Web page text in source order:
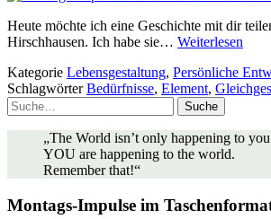
Heute möchte ich eine Geschichte mit dir
Hirschhausen. Ich habe sie… Weiterlesen
Kategorie Lebensgestaltung, Persönliche
SchlagwörterBedürfnisse, Element,
Suche
„The World isn’t only happening to
YOU are happening to the world.
Remember that!“
Montags-Impulse im